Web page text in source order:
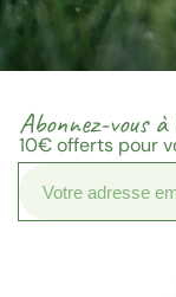
Abonnez-vous
10€offerts pour